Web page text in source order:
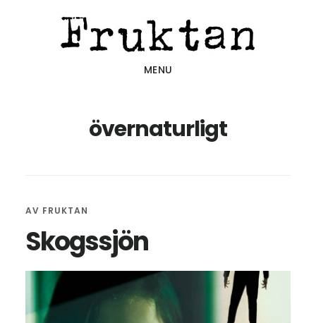
MENU
övernaturligt
AV FRUKTAN
Skogssjön